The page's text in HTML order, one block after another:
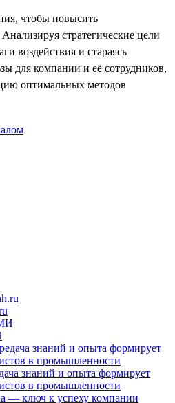
чтобы повысить
стратегические цели
воздействия и стараясь
для компании и её сотрудников,
оптимальных методов
знаний и опыта формирует
в промышленности